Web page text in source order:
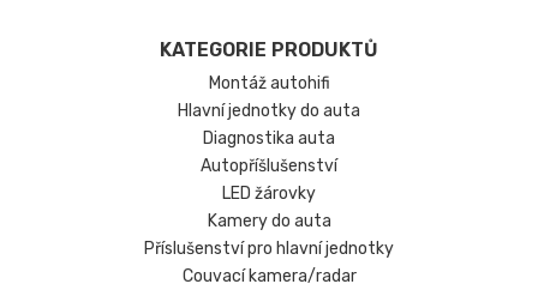
• Systém:Android 12 nebo novější
• 4 x 50 Wattů
• Výstup subwooferu
• GPS navigace: Waze, Google Maps,
Android Maps Navigation, atd.
• Výstup ovládání řízení.
• Výstup couvací kamery
KATEGORIE PRODUKTŮ
Montáž autohifi
Hlavní jednotky do auta
Diagnostika auta
Autopříšlušenství
LED žárovky
Kamery do auta
Příslušenství pro hlavní jednotky
Couvací kamera/radar